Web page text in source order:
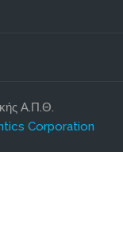
Α.Π.Θ.
Corporation